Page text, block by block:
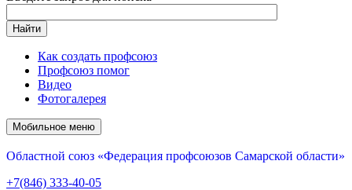
Найти
Как создать профсоюз
Профсоюз помог
Видео
Фотогалерея
Мобильное меню
Областной союз «Федерация профсоюзов Самарской области»
+7(846) 333-40-05